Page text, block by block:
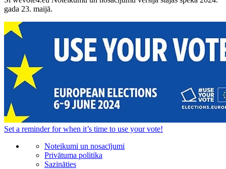
gada 23. maijā.
Set a reminderfor when it’s time to use your vote!
Noteikumi un nosacījumi
Privātuma politika
Sazināties